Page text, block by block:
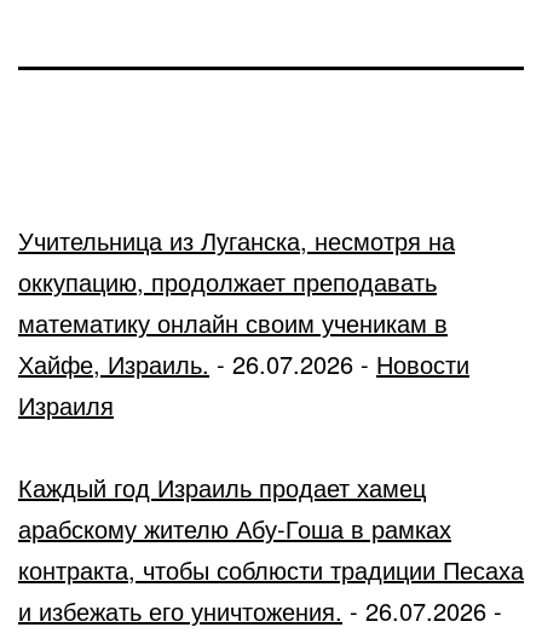
Учительница из Луганска, несмотря на
оккупацию, продолжает преподавать
математику онлайн своим ученикам в
Хайфе, Израиль. - 26.07.2026 - Новости
Израиля
Каждый год Израиль продает хамец
арабскому жителю Абу-Гоша в рамках
контракта, чтобы соблюсти традиции Песаха
и избежать его уничтожения. - 26.07.2026 -